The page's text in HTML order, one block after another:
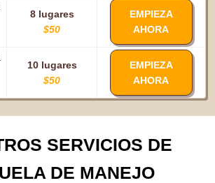
8 lugares
$50
EMPIEZA
AHORA
10 lugares
$50
EMPIEZA
AHORA
SERVICIOS DE
DE MANEJO